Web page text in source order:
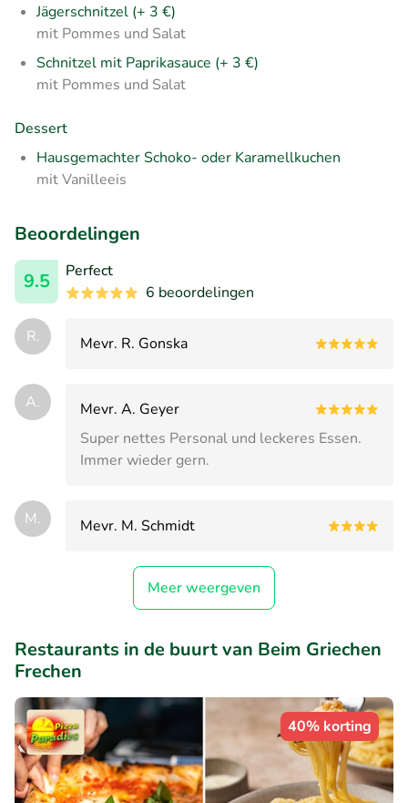
Jägerschnitzel (+ 3 €)
mit Pommes und Salat
Schnitzel mit Paprikasauce (+ 3 €)
mit Pommes und Salat
Dessert
Hausgemachter Schoko- oder Karamellkuchen
mit Vanilleeis
Beoordelingen
9.5
Perfect
6 beoordelingen
R. Mevr. R. Gonska
A.
Mevr. A. Geyer
Super nettes Personal und leckeres Essen.
Immer wieder gern.
M. Mevr. M. Schmidt
Meer weergeven
Restaurants in de buurt van Beim Griechen
Frechen
40% korting